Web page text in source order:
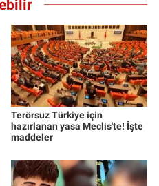
Terörsüz Türkiye için
hazırlanan yasa Meclis'te! İşte
maddeler